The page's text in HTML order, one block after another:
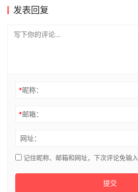
发表回复
*昵称：
*邮箱：
网址：
记住昵称、邮箱和网址，下次评论免输入
提交